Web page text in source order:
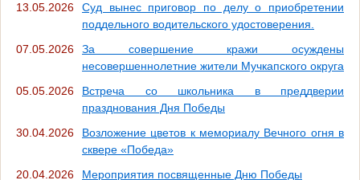
13.05.2026
Суд вынес приговор по делу о приобретении
поддельного водительского удостоверения.
07.05.2026
За совершение кражи осуждены
несовершеннолетние жители Мучкапского округа
05.05.2026
Встреча со школьника в преддверии
празднования Дня Победы
30.04.2026
Возложение цветов к мемориалу Вечного огня в
сквере «Победа»
20.04.2026
Мероприятия посвященные Дню Победы